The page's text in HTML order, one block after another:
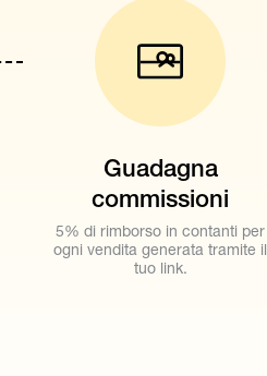
Guadagna
commissioni
5% di rimborso in contanti per
ogni vendita generata tramite il
tuo link.